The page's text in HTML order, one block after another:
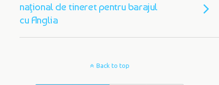
naţional de tineret pentru barajul
cu Anglia
Back to top